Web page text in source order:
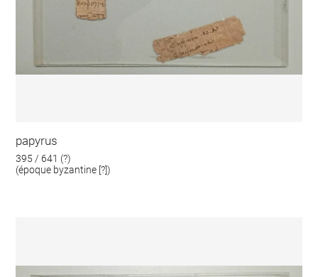
papyrus
395 / 641 (?)
(époque byzantine [?])